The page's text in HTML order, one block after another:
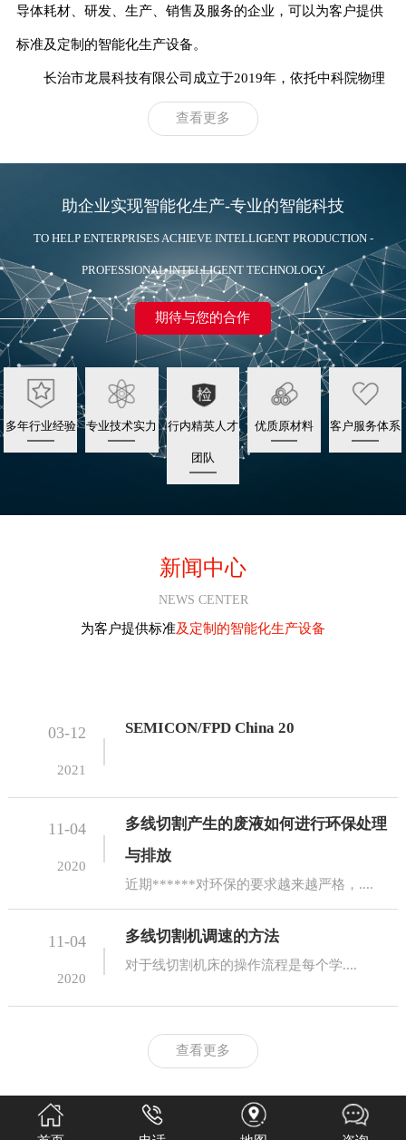
导体耗材、研发、生产、销售及服务的企业， 可以为客户提供
标准及定制的智能化生产设备。
长治市龙晨科技有限公司 成立于2019年，依托中科院物理
所的技术，集结了一批行内专家、精 英等人才。致力于超硬材
查看更多
助企业实现智能化生产-专业的智能科技
TO HELP ENTERPRISES ACHIEVE INTELLIGENT PRODUCTION -
PROFESSIONAL INTELLIGENT TECHNOLOGY
期待与您的合作
多年行业经验 专业技术实力 行内精英人才
团队
优质原材料 客户服务体系
新闻中心
NEWS CENTER
为客户提供标准及定制的智能化生产设备
03-12
2021
SEMICON/FPD China 20
11-04
2020
多线切割产生的废液如何进行环保处理
与排放
近期******对环保的要求越来越严格，....
11-04
2020
多线切割机调速的方法
对于线切割机床的操作流程是每个学....
查看更多